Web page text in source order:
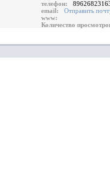
телефон:
email:
Отправить
www:
Количество